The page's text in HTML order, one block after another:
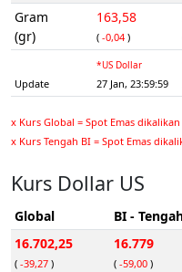
Gram
(gr)
163,58
( -0,04 )
Update
*US Dollar
27 Jan, 23:59:59
x Kurs Global = Spot Emas
x Kurs Tengah BI = Spot Emas
Kurs Dollar US
Global BI -
16.702,25
( -39,27 )
16.779
( -59,00 )